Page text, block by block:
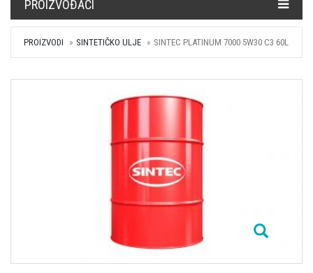
PROIZVOĐAČI
PROIZVODI SINTETIČKO ULJE SINTEC PLATINUM 7000 5W30 C3 60L